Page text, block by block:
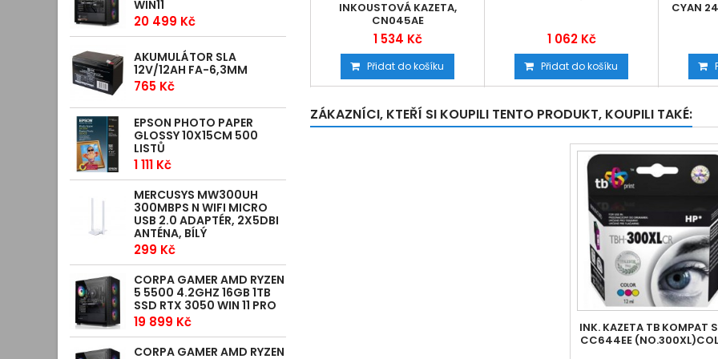
WIN11
20 499 Kč
AKUMULÁTOR SLA
12V/12AH FA-6,3MM
765 Kč
EPSON PHOTO PAPER
GLOSSY 10X15CM 500
LISTŮ
1 111 Kč
MERCUSYS MW300UH
300MBPS N WIFI MICRO
USB 2.0 ADAPTÉR, 2X5DBI
ANTÉNA, BÍLÝ
299 Kč
CORPA GAMER AMD RYZEN
5 5500 4.2GHZ 16GB 1TB
SSD RTX 3050 WIN 11 PRO
19 899 Kč
CORPA GAMER AMD RYZEN
INKOUSTOVÁ KAZETA,
CN045AE
1 534 Kč
Přidat do košíku
1 062 Kč
Přidat do košíku
CYAN
ZÁKAZNÍCI, KTEŘÍ SI KOUPILI TENTO PRODUKT, KOUPILI TAKÉ:
INK. KAZETA TB KOMPAT
CC644EE